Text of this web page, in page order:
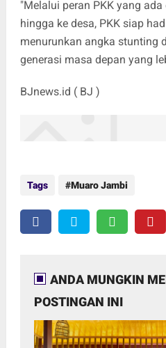
"Melalui peran PKK yang
hingga ke desa, PKK siap
menurunkan angka stunting
generasi masa depan yang
BJnews.id ( BJ )
Tags Muaro Jambi
ANDA MUNGKIN
POSTINGAN INI